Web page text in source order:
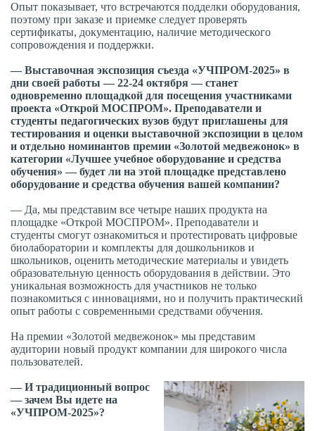
Опыт показывает, что встречаются подделки оборудования,
поэтому при заказе и приемке следует проверять
сертификаты, документацию, наличие методического
сопровождения и поддержки.
— Выставочная экспозиция съезда «УЧПРОМ-2025» в
дни своей работы — 22-24 октября — станет
одновременно площадкой для посещения участниками
проекта «Открой МОСПРОМ». Преподаватели и
студенты педагогических вузов будут приглашены для
тестирования и оценки выставочной экспозиции в целом
и отдельно номинантов премии «Золотой медвежонок» в
категории «Лучшее учебное оборудование и средства
обучения» — будет ли на этой площадке представлено
оборудование и средства обучения вашей компании?
— Да, мы представим все четыре наших продукта на
площадке «Открой МОСПРОМ». Преподаватели и
студенты смогут ознакомиться и протестировать цифровые
биолаборатории и комплекты для дошкольников и
школьников, оценить методические материалы и увидеть
образовательную ценность оборудования в действии. Это
уникальная возможность для участников не только
познакомиться с инновациями, но и получить практический
опыт работы с современными средствами обучения.
На премии «Золотой медвежонок» мы представим
аудитории новый продукт компании для широкого числа
пользователей.
— И традиционный вопрос
— зачем Вы идете на
«УЧПРОМ-2025»?